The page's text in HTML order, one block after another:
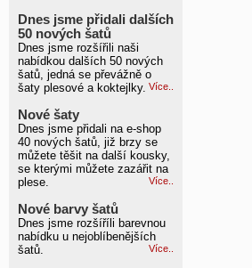
Dnes jsme přidali dalších
50 nových šatů
Dnes jsme rozšířili naši
nabídkou dalších 50 nových
šatů, jedná se převážně o
šaty plesové a koktejlky. Více..
Nové šaty
Dnes jsme přidali na e-shop
40 nových šatů, již brzy se
můžete těšit na další kousky,
se kterými můžete zazářit na
plese.
Více..
Nové barvy šatů
Dnes jsme rozšíříli barevnou
nabídku u nejoblíbenějších
šatů.
Více..